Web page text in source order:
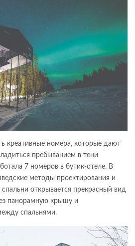
креативные номера, которые дают
пребыванием в тени
7 номеров в бутик-отеле. В
методы проектирования и
спальни открывается прекрасный вид
панорамную крышу и
спальнями.